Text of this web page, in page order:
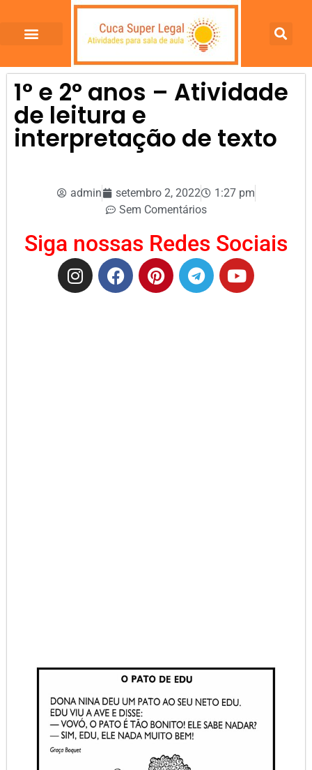
1° e 2° anos – Atividade
de leitura e
interpretação de texto
admin setembro 2, 2022
1:27 pm
Sem Comentários
Siga nossas Redes Sociais